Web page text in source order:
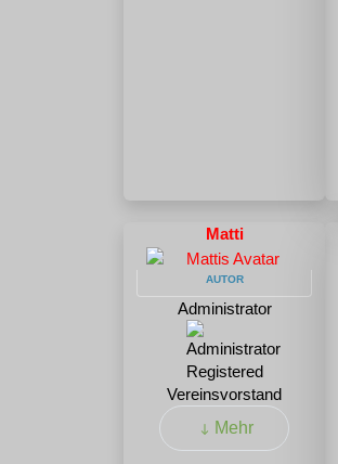
Matti
AUTOR
Administrator
Registered
Vereinsvorstand
Mehr